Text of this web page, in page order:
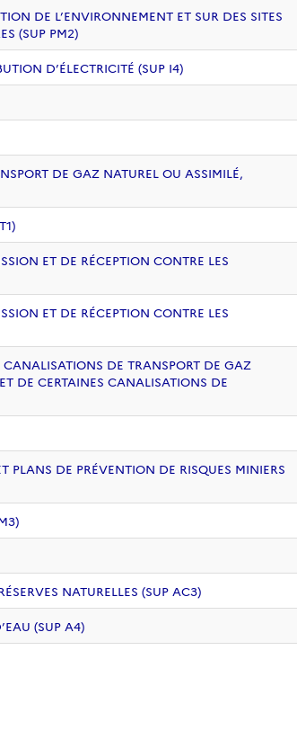
DE L’ENVIRONNEMENT ET SUR DES SITES
(SUP PM2)
D’ÉLECTRICITÉ (SUP I4)
DE GAZ NATUREL OU ASSIMILÉ,
ET DE RÉCEPTION CONTRE LES
ET DE RÉCEPTION CONTRE LES
DE TRANSPORT DE GAZ
DE CERTAINES CANALISATIONS DE
PLANS DE PRÉVENTION DE RISQUES MINIERS
NATURELLES (SUP AC3)
(SUP A4)